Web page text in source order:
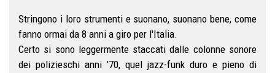
Stringono i loro strumenti e suonano, suonano bene, come
fanno ormai da 8 anni a giro per l'Italia.
Certo si sono leggermente staccati dalle colonne sonore
dei polizieschi anni '70, quel jazz-funk duro e pieno di